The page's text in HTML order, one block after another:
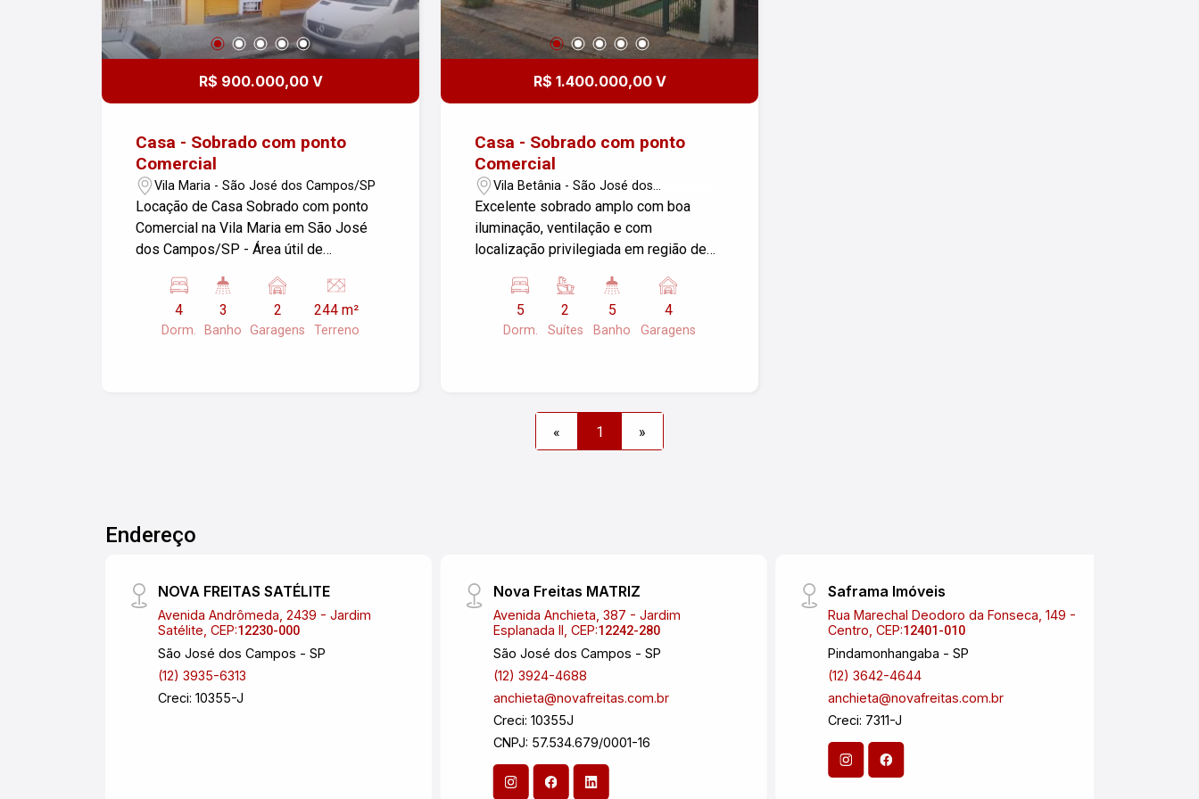
R$ 900.000,00 V
Casa - Sobrado com ponto
Comercial
Vila Maria - São José dos Campos/SP
Locação de Casa Sobrado com ponto
Comercial na Vila Maria em São José
dos Campos/SP - Área útil de
Casa Sobrado com Ponto Comercial de
mais ou menos 40m, alugado por
R$1.500,00, com 02 garagens. Em uma
4
Dorm.
3
Banho
2
Garagens
244 m²
Terreno
R$ 1.400.000,00 V
Casa - Sobrado com ponto
Comercial
Vila Betânia - São José dos
Campos/SP
Excelente sobrado amplo com boa
iluminação, ventilação e com
localização privilegiada em região de
escritório. 01 suite com
hidromassagem. Ar condicionado novos
nos 3 dormitórios Parte elétrica toda
5
Dorm.
2
Suítes
5
Banho
4
Garagens
« 1 »
Endereço
NOVA FREITAS SATÉLITE
Avenida Andrômeda, 2439 - Jardim
Satélite, CEP:12230-000
São José dos Campos - SP
(12) 3935-6313
Creci: 10355-J
Nova Freitas MATRIZ
Avenida Anchieta, 387 - Jardim
Esplanada II, CEP:12242-280
São José dos Campos - SP
(12) 3924-4688
anchieta@novafreitas.com.br
Creci: 10355J
CNPJ: 57.534.679/0001-16
Saframa Imóveis
Rua Marechal Deodoro da Fonseca, 149 -
Centro, CEP:12401-010
Pindamonhangaba - SP
(12) 3642-4644
anchieta@novafreitas.com.br
Creci: 7311-J